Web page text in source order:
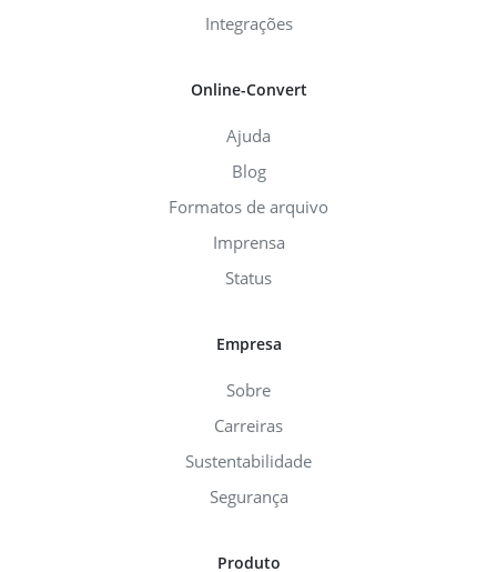
Integrações
Online-Convert
Ajuda
Blog
Formatos de arquivo
Imprensa
Status
Empresa
Sobre
Carreiras
Sustentabilidade
Segurança
Produto